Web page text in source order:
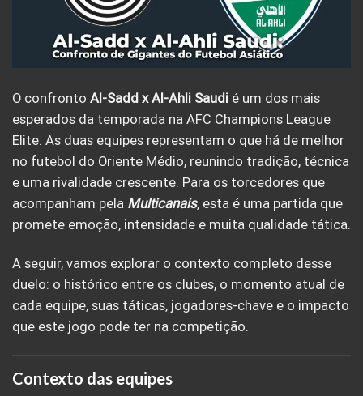
O confronto Al-Sadd x Al-Ahli Saudi é um dos mais
esperados da temporada na AFC Champions League
Elite. As duas equipes representam o que há de melhor
no futebol do Oriente Médio, reunindo tradição, técnica
e uma rivalidade crescente. Para os torcedores que
acompanham pela Multicanais, esta é uma partida que
promete emoção, intensidade e muita qualidade tática.
A seguir, vamos explorar o contexto completo desse
duelo: o histórico entre os clubes, o momento atual de
cada equipe, suas táticas, jogadores-chave e o impacto
que este jogo pode ter na competição.
Contexto das equipes